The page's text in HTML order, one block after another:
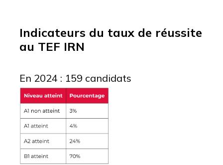
Indicateurs du taux de réussite
au TEF IRN
En 2024 : 159 candidats